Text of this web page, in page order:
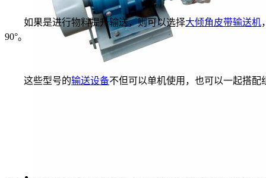
如果是进行物料提升输送，则可以选择大倾角皮带输送机
90°。
这些型号的输送设备不但可以单机使用，也可以一起搭